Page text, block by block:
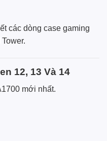
các dòng case gaming
12, 13 Và 14
mới nhất.